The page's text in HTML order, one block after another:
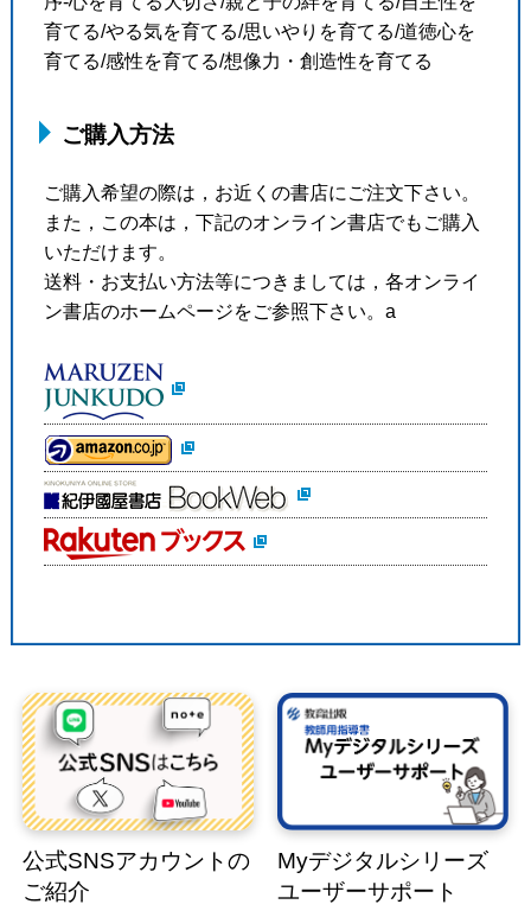
育てる/やる気を育てる/思いやりを育てる/道徳心を
育てる/感性を育てる/想像力・創造性を育てる
ご購入方法
ご購入希望の際は，お近くの書店にご注文下さい。
また，この本は，下記のオンライン書店でもご購入
いただけます。
送料・お支払い方法等につきましては，各オンライ
ン書店のホームページをご参照下さい。a
公式SNSアカウントの
ご紹介
Myデジタルシリーズ
ユーザーサポート